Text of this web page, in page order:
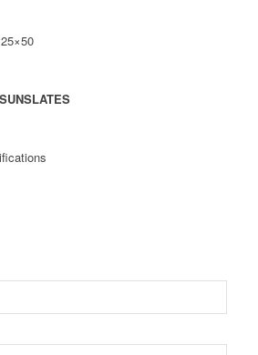
25×50
SUNSLATES